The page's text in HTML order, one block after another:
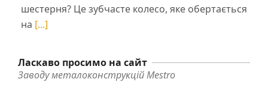
шестерня? Це зубчасте колесо, яке обертається
на [...]
Ласкаво просимо на сайт
Заводу металоконструкцій Mestro